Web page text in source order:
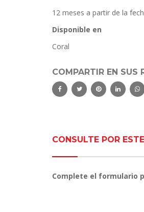
12 meses a partir de la
Disponible en
Coral
COMPARTIR EN SUS
CONSULTE POR
Complete el formulario